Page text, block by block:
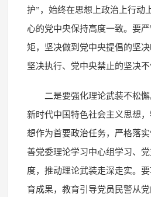
护”，始终在思想上政治上行动
心的党中央保持高度一致。要
矩，坚决做到党中央提倡的坚
坚决执行、党中央禁止的坚决不
二是要强化理论武装不松
新时代中国特色社会主义思想
想作为首要政治任务，严格落
善党委理论学习中心组学习、
度，推动理论武装走深走实。
育成果，教育引导党员民警从